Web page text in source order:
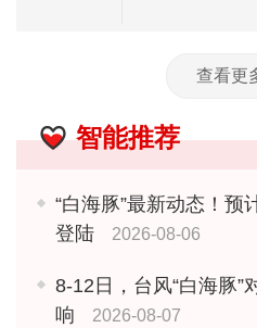
查看更
智能推荐
“白海豚”最新动态！预
登陆
2026-08-06
8-12日，台风“白海豚”
响
2026-08-07